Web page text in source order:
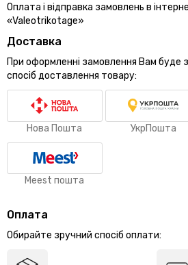
Оплата і відправка замовлень в
«Valeotrikotage»
Доставка
При оформленні замовлення Вам буде
спосіб доставлення товару:
Нова Пошта УкрПошта
Meest пошта
Оплата
Обирайте зручний спосіб оплати: